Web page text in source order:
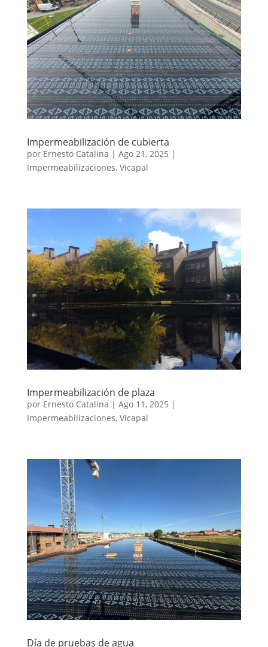
Impermeabilización de cubierta
por Ernesto Catalina | Ago 21, 2025 |
Impermeabilizaciones, Vicapal
Impermeabilización de plaza
por Ernesto Catalina | Ago 11, 2025 |
Impermeabilizaciones, Vicapal
Día de pruebas de agua